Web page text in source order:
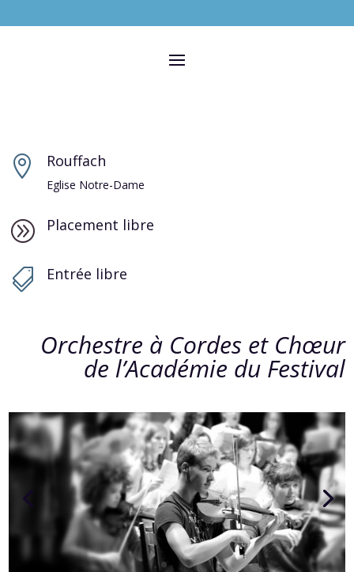
 Rouffach
Eglise Notre-Dame
A Placement libre
 Entrée libre
Orchestre à Cordes et Chœur
de l’Académie du Festival